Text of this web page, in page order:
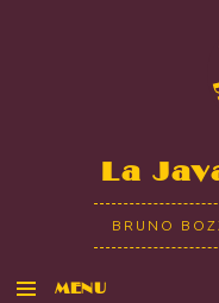
La
BRUNO
MENU